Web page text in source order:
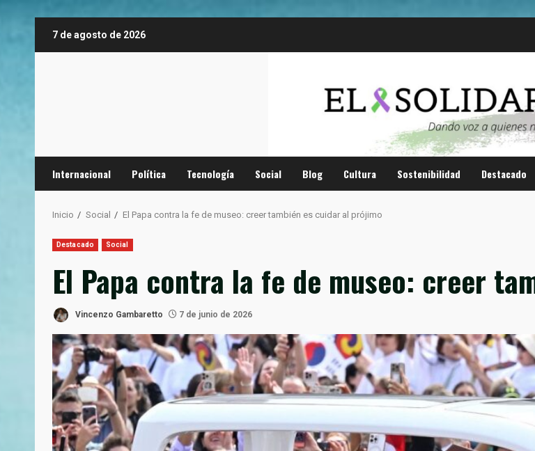
7 de agosto de 2026
Internacional Política Tecnología Social Blog Cultura Sostenibilidad Destacado
Inicio Social El Papa contra la fe de museo: creer también es cuidar al prójimo
Destacado Social
El Papa contra la fe de museo: creer
Vincenzo Gambaretto 7 de junio de 2026